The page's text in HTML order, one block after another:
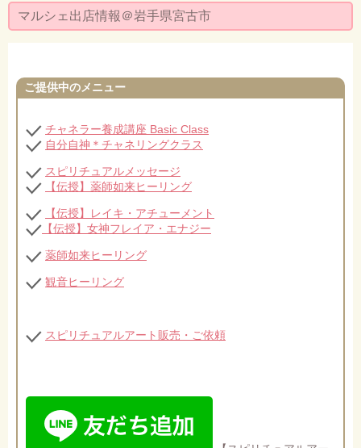
セミナー・お茶会のご依頼
◆ブログ
プライバシーポリシー
マルシェ出店情報＠岩手県宮古市
ご提供中のメニュー
チャネラー養成講座 Basic Class
自分自神＊チャネリングクラス
スピリチュアルメッセージ
【伝授】薬師如来ヒーリング
【伝授】レイキ・アチューメント
【伝授】女神フレイア・エナジー
薬師如来ヒーリング
観音ヒーリング
スピリチュアルアート販売・ご依頼